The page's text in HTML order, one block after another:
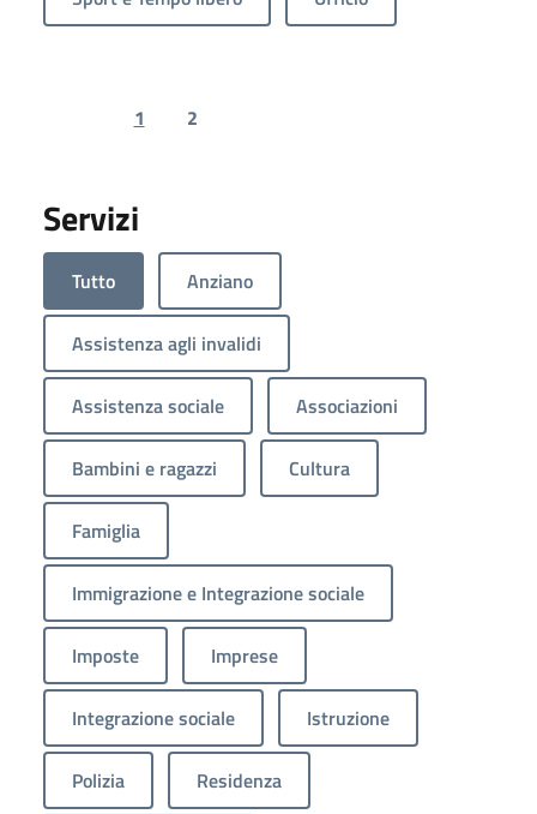
Previous page
1 2
Servizi
Tutto Anziano
Assistenza agli invalidi
Assistenza sociale Associazioni
Bambini e ragazzi Cultura
Famiglia
Immigrazione e Integrazione sociale
Imposte Imprese
Integrazione sociale Istruzione
Polizia Residenza